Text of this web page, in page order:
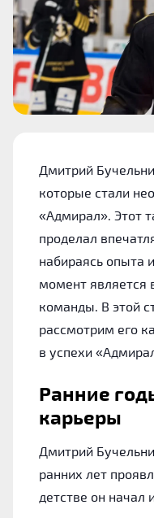
Дмитрий
которые стали
«Адмирал». Этот
проделал
набираясь опыта
момент является
команды. В этой
рассмотрим его
в успехи
Ранние
карьеры
Дмитрий
ранних лет
детстве он начал